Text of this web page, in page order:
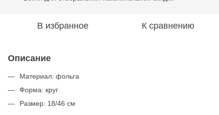
В избранное К сравнению
Описание
Материал: фольга
Форма: круг
Размер: 18/46 см